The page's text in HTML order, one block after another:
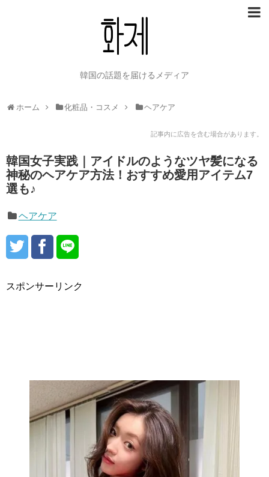
韓国の話題を届けるメディア
ホーム 化粧品・コスメ ヘアケア
記事内に広告を含む場合があります。
韓国女子実践｜アイドルのようなツヤ髪になる
神秘のヘアケア方法！おすすめ愛用アイテム7
選も♪
ヘアケア
スポンサーリンク